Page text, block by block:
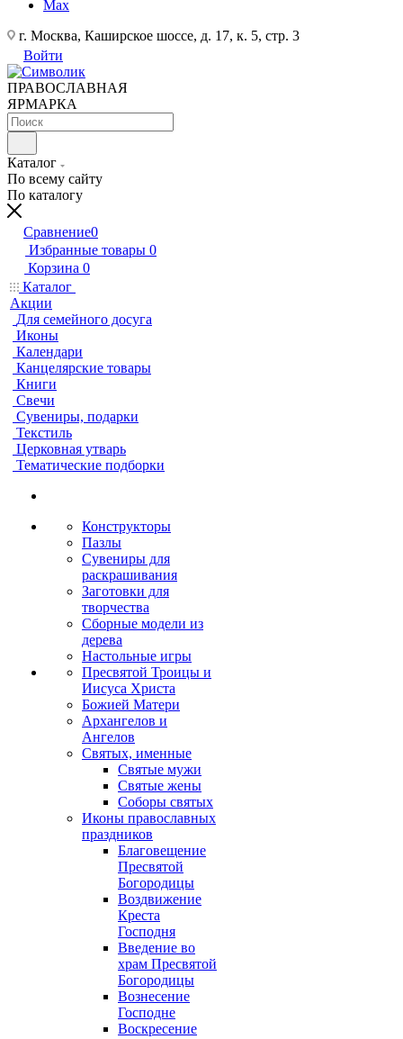
Max
г. Москва, Каширское шоссе, д. 17, к. 5, стр. 3
Войти
ПРАВОСЛАВНАЯ
ЯРМАРКА
Каталог
По всему сайту
По каталогу
Сравнение0
Избранные товары 0
Корзина 0
Каталог
Акции
Для семейного досуга
Иконы
Календари
Канцелярские товары
Книги
Свечи
Сувениры, подарки
Текстиль
Церковная утварь
Тематические подборки
Конструкторы
Пазлы
Сувениры для
раскрашивания
Заготовки для
творчества
Сборные модели из
дерева
Настольные игры
Пресвятой Троицы и
Иисуса Христа
Божией Матери
Архангелов и
Ангелов
Святых, именные
Святые мужи
Святые жены
Соборы святых
Иконы православных
праздников
Благовещение
Пресвятой
Богородицы
Воздвижение
Креста
Господня
Введение во
храм Пресвятой
Богородицы
Вознесение
Господне
Воскресение